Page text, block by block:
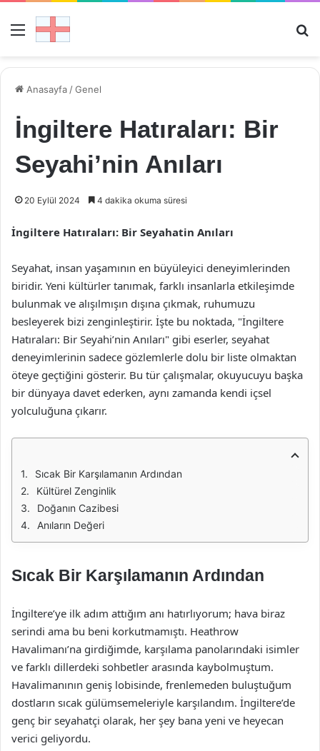
Menü
Anasayfa /Genel
İngiltere Hatıraları: Bir
Seyahi’nin Anıları
20 Eylül 2024 4 dakika okuma süresi
İngiltere Hatıraları: Bir Seyahatin Anıları
Seyahat, insan yaşamının en büyüleyici deneyimlerinden
biridir. Yeni kültürler tanımak, farklı insanlarla etkileşimde
bulunmak ve alışılmışın dışına çıkmak, ruhumuzu
besleyerek bizi zenginleştirir. İşte bu noktada, "İngiltere
Hatıraları: Bir Seyahi’nin Anıları" gibi eserler, seyahat
deneyimlerinin sadece gözlemlerle dolu bir liste olmaktan
öteye geçtiğini gösterir. Bu tür çalışmalar, okuyucuyu başka
bir dünyaya davet ederken, aynı zamanda kendi içsel
yolculuğuna çıkarır.
Sıcak Bir Karşılamanın Ardından
Kültürel Zenginlik
Doğanın Cazibesi
Anıların Değeri
Sıcak Bir Karşılamanın Ardından
İngiltere’ye ilk adım attığım anı hatırlıyorum; hava biraz
serindi ama bu beni korkutmamıştı. Heathrow
Havalimanı’na girdiğimde, karşılama panolarındaki isimler
ve farklı dillerdeki sohbetler arasında kaybolmuştum.
Havalimanının geniş lobisinde, frenlemeden buluştuğum
dostların sıcak gülümsemeleriyle karşılandım. İngiltere’de
genç bir seyahatçi olarak, her şey bana yeni ve heyecan
verici geliyordu.